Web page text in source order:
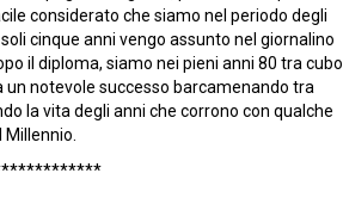
considerato che siamo nel periodo degli
cinque anni vengo assunto nel giornalino
il diploma, siamo nei pieni anni 80 tra cubo
un notevole successo barcamenando tra
la vita degli anni che corrono con qualche
Millennio.